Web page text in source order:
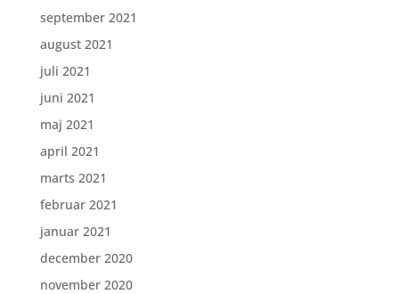
september 2021
august 2021
juli 2021
juni 2021
maj 2021
april 2021
marts 2021
februar 2021
januar 2021
december 2020
november 2020